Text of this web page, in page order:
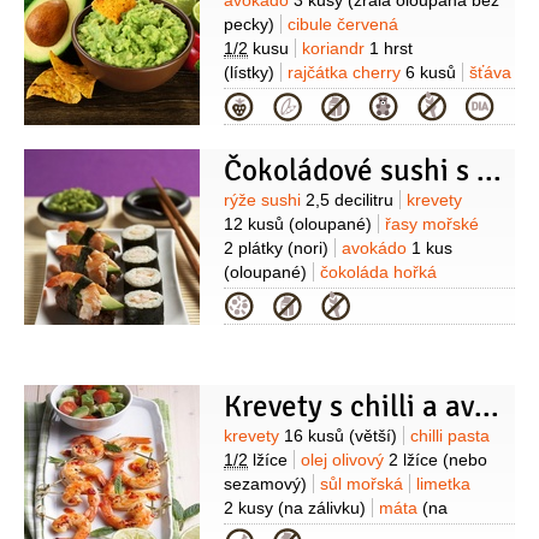
2 lžíce (nasekaná) česnek
(nasekaný)
pomerančová kůra
půlky pomeranče, nastrouhaná)
sůl
pecky)
cibule červená
1/2 kusu koriandr 1 hrst
(lístky)
rajčátka cherry 6 kusů
šťáva
limetková (z 1 limetky)
paprička chilli
červená1 kus pepř(čersvě
Kategorie
Čokoládové sushi s krevetkami
Suroviny
rýže sushi 2,5 decilitru
krevety
12 kusů (oloupané)
řasy mořské
2 plátky (nori) avokádo 1 kus
(oloupané)
čokoláda hořká
30 gramů
čokoláda bílá
30 gramů
sójová omáčka
Kategorie
Krevety s chilli a avokádem
Suroviny
krevety 16 kusů (větší)
chilli pasta
1/2 lžíce olej olivový 2 lžíce (nebo
sezamový)
sůl mořská
limetka
2 kusy (na zálivku) máta (na
ozdobu) Na salát: